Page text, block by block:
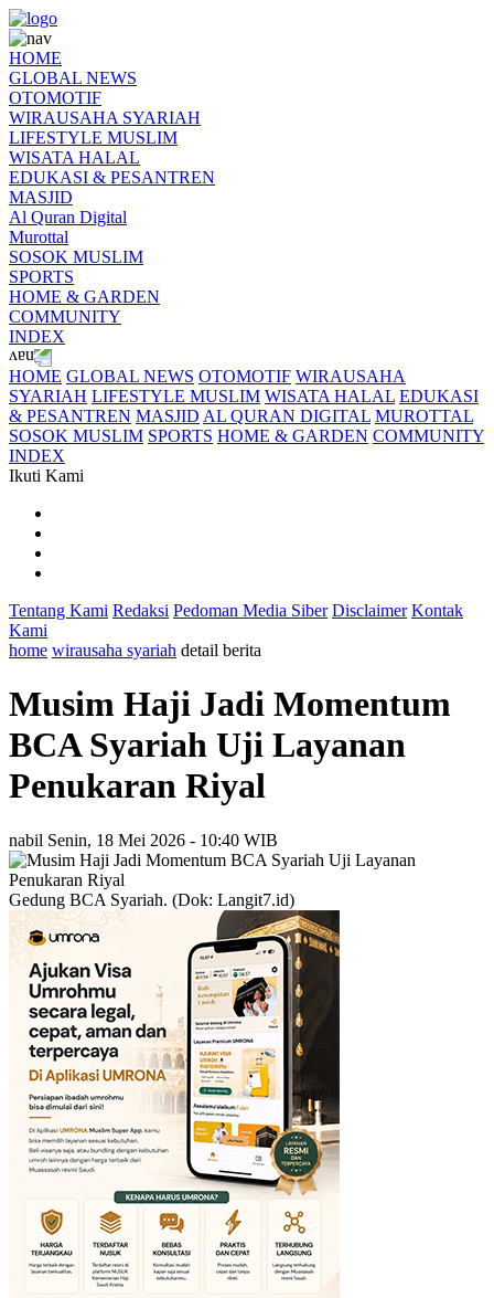
HOME
GLOBAL NEWS
OTOMOTIF
WIRAUSAHA SYARIAH
LIFESTYLE MUSLIM
WISATA HALAL
EDUKASI & PESANTREN
MASJID
Al Quran Digital
Murottal
SOSOK MUSLIM
SPORTS
HOME & GARDEN
COMMUNITY
INDEX
HOME GLOBAL NEWS OTOMOTIF WIRAUSAHA
SYARIAH LIFESTYLE MUSLIM WISATA HALAL EDUKASI
& PESANTREN MASJID AL QURAN DIGITAL MUROTTAL
SOSOK MUSLIM SPORTS HOME & GARDEN COMMUNITY
INDEX
Ikuti Kami
Tentang Kami Redaksi Pedoman Media Siber Disclaimer Kontak
Kami
home wirausaha syariah detail berita
Musim Haji Jadi Momentum
BCA Syariah Uji Layanan
Penukaran Riyal
nabil Senin, 18 Mei 2026 - 10:40 WIB
Gedung BCA Syariah. (Dok: Langit7.id)